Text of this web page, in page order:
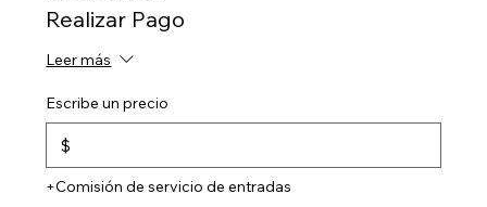
Realizar Pago
Leer más
Escribe un precio
$
+Comisión de servicio de entradas